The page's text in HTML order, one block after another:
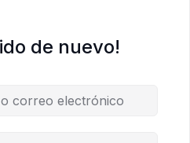
de nuevo!